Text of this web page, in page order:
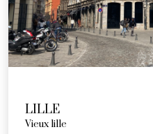
LILLE
Vieux lille